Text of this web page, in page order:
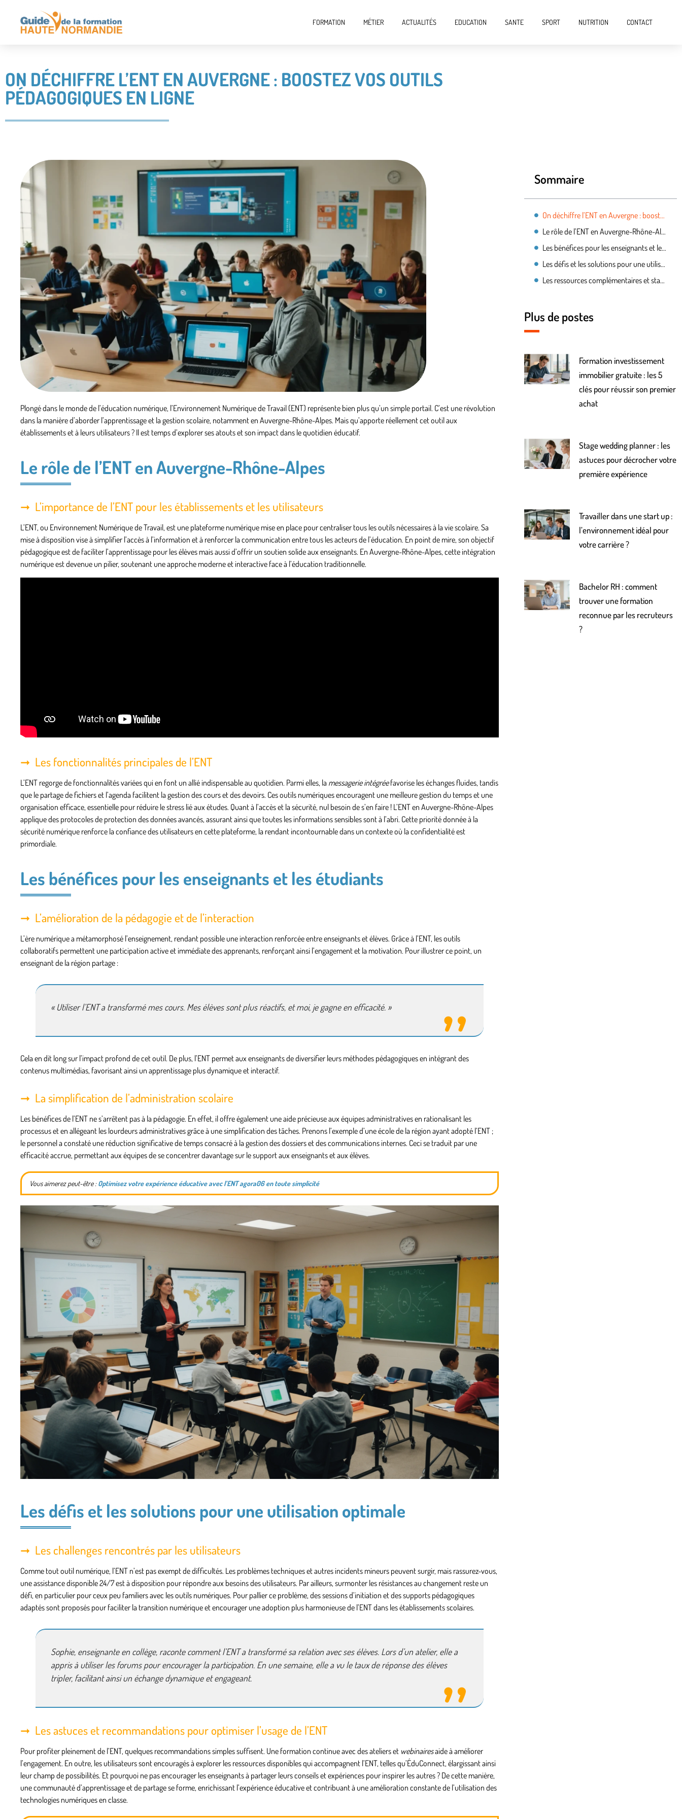
FORMATION MÉTIER ACTUALITÉS EDUCATION SANTE SPORT NUTRITION CONTACT
ON DÉCHIFFRE L’ENT EN AUVERGNE : BOOSTEZ VOS OUTILS
PÉDAGOGIQUES EN LIGNE
Plongé dans le monde de l’éducation numérique, l’Environnement Numérique de Travail (ENT) représente bien plus qu’un simple portail. C’est une révolution
dans la manière d’aborder l’apprentissage et la gestion scolaire, notamment en Auvergne-Rhône-Alpes. Mais qu’apporte réellement cet outil aux
établissements et à leurs utilisateurs ? Il est temps d’explorer ses atouts et son impact dans le quotidien éducatif.
Le rôle de l’ENT en Auvergne-Rhône-Alpes
L’importance de l’ENT pour les établissements et les utilisateurs
L’ENT, ou Environnement Numérique de Travail, est une plateforme numérique mise en place pour centraliser tous les outils nécessaires à la vie scolaire. Sa
mise à disposition vise à simplifier l’accès à l’information et à renforcer la communication entre tous les acteurs de l’éducation. En point de mire, son objectif
pédagogique est de faciliter l’apprentissage pour les élèves mais aussi d’offrir un soutien solide aux enseignants. En Auvergne-Rhône-Alpes, cette intégration
numérique est devenue un pilier, soutenant une approche moderne et interactive face à l’éducation traditionnelle.
Les fonctionnalités principales de l’ENT
L’ENT regorge de fonctionnalités variées qui en font un allié indispensable au quotidien. Parmi elles, la messagerie intégréefavorise les échanges fluides, tandis
que le partage de fichiers et l’agenda facilitent la gestion des cours et des devoirs. Ces outils numériques encouragent une meilleure gestion du temps et une
organisation efficace, essentielle pour réduire le stress lié aux études. Quant à l’accès et la sécurité, nul besoin de s’en faire ! L’ENT en Auvergne-Rhône-Alpes
applique des protocoles de protection des données avancés, assurant ainsi que toutes les informations sensibles sont à l’abri. Cette priorité donnée à la
sécurité numérique renforce la confiance des utilisateurs en cette plateforme, la rendant incontournable dans un contexte où la confidentialité est
primordiale.
Les bénéfices pour les enseignants et les étudiants
L’amélioration de la pédagogie et de l’interaction
L’ère numérique a métamorphosé l’enseignement, rendant possible une interaction renforcée entre enseignants et élèves. Grâce à l’ENT, les outils
collaboratifs permettent une participation active et immédiate des apprenants, renforçant ainsi l’engagement et la motivation. Pour illustrer ce point, un
enseignant de la région partage :
« Utiliser l’ENT a transformé mes cours. Mes élèves sont plus réactifs, et moi, je gagne en efficacité. »
Cela en dit long sur l’impact profond de cet outil. De plus, l’ENT permet aux enseignants de diversifier leurs méthodes pédagogiques en intégrant des
contenus multimédias, favorisant ainsi un apprentissage plus dynamique et interactif.
La simplification de l’administration scolaire
Les bénéfices de l’ENT ne s’arrêtent pas à la pédagogie. En effet, il offre également une aide précieuse aux équipes administratives en rationalisant les
processus et en allégeant les lourdeurs administratives grâce à une simplification des tâches. Prenons l’exemple d’une école de la région ayant adopté l’ENT ;
le personnel a constaté une réduction significative de temps consacré à la gestion des dossiers et des communications internes. Ceci se traduit par une
efficacité accrue, permettant aux équipes de se concentrer davantage sur le support aux enseignants et aux élèves.
Vous aimerez peut-être :Optimisez votre expérience éducative avec l’ENT agora06 en toute simplicité
Les défis et les solutions pour une utilisation optimale
Les challenges rencontrés par les utilisateurs
Comme tout outil numérique, l’ENT n’est pas exempt de difficultés. Les problèmes techniques et autres incidents mineurs peuvent surgir, mais rassurez-vous,
une assistance disponible 24/7 est à disposition pour répondre aux besoins des utilisateurs. Par ailleurs, surmonter les résistances au changement reste un
défi, en particulier pour ceux peu familiers avec les outils numériques. Pour pallier ce problème, des sessions d’initiation et des supports pédagogiques
adaptés sont proposés pour faciliter la transition numérique et encourager une adoption plus harmonieuse de l’ENT dans les établissements scolaires.
Sophie, enseignante en collège, raconte comment l’ENT a transformé sa relation avec ses élèves. Lors d’un atelier, elle a
appris à utiliser les forums pour encourager la participation. En une semaine, elle a vu le taux de réponse des élèves
tripler, facilitant ainsi un échange dynamique et engageant.
Les astuces et recommandations pour optimiser l’usage de l’ENT
Pour profiter pleinement de l’ENT, quelques recommandations simples suffisent. Une formation continue avec des ateliers et webinairesaide à améliorer
l’engagement. En outre, les utilisateurs sont encouragés à explorer les ressources disponibles qui accompagnent l’ENT, telles qu’ÉduConnect, élargissant ainsi
leur champ de possibilités. Et pourquoi ne pas encourager les enseignants à partager leurs conseils et expériences pour inspirer les autres ? De cette manière,
une communauté d’apprentissage et de partage se forme, enrichissant l’expérience éducative et contribuant à une amélioration constante de l’utilisation des
technologies numériques en classe.
Sommaire
On déchiffre l’ENT en Auvergne : boostez vos outils pédagogiques en ligne
Le rôle de l’ENT en Auvergne-Rhône-Alpes
Les bénéfices pour les enseignants et les étudiants
Les défis et les solutions pour une utilisation optimale
Les ressources complémentaires et statistiques
Plus de postes
Formation investissement
immobilier gratuite : les 5
clés pour réussir son premier
achat
Stage wedding planner : les
astuces pour décrocher votre
première expérience
Travailler dans une start up :
l’environnement idéal pour
votre carrière ?
Bachelor RH : comment
trouver une formation
reconnue par les recruteurs
?